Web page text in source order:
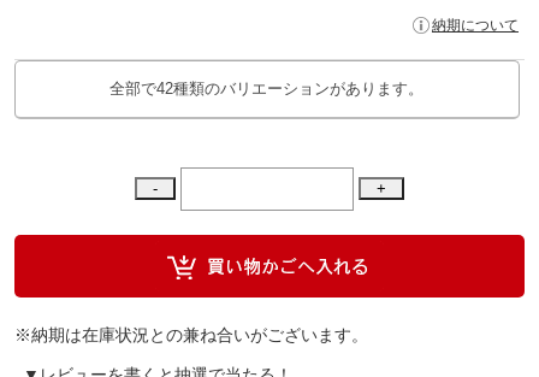
納期について
全部で42種類のバリエーションがあります。
※納期は在庫状況との兼ね合いがございます。